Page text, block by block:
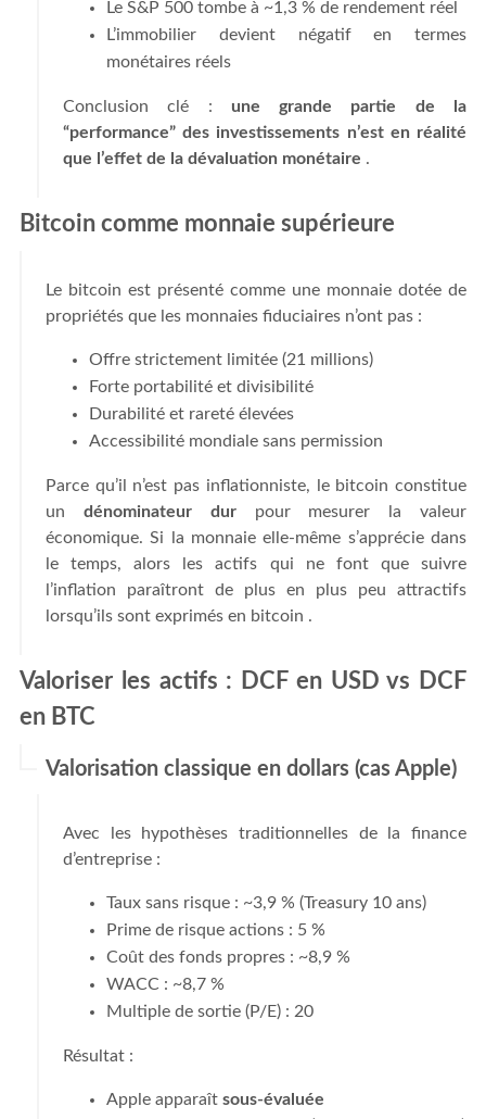
Le S&P 500 tombe à ~1,3 % de rendement réel
L’immobilier devient négatif en termes
monétaires réels
Conclusion clé : une grande partie de la
“performance” des investissements n’est en réalité
que l’effet de la dévaluation monétaire .
Bitcoin comme monnaie supérieure
Le bitcoin est présenté comme une monnaie dotée de
propriétés que les monnaies fiduciaires n’ont pas :
Offre strictement limitée (21 millions)
Forte portabilité et divisibilité
Durabilité et rareté élevées
Accessibilité mondiale sans permission
Parce qu’il n’est pas inflationniste, le bitcoin constitue
un dénominateur durpour mesurer la valeur
économique. Si la monnaie elle-même s’apprécie dans
le temps, alors les actifs qui ne font que suivre
l’inflation paraîtront de plus en plus peu attractifs
lorsqu’ils sont exprimés en bitcoin .
Valoriser les actifs : DCF en USD vs DCF
en BTC
Valorisation classique en dollars (cas Apple)
Avec les hypothèses traditionnelles de la finance
d’entreprise :
Taux sans risque : ~3,9 % (Treasury 10 ans)
Prime de risque actions : 5 %
Coût des fonds propres : ~8,9 %
WACC : ~8,7 %
Multiple de sortie (P/E) : 20
Résultat :
Apple apparaît sous-évaluée